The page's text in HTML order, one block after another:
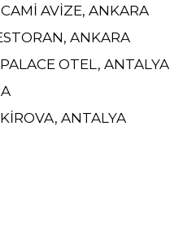
AVİZE, ANKARA
ANKARA
OTEL, ANTALYA
ANTALYA